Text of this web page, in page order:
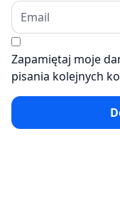
Zapamiętaj moje
pisania kolejnych